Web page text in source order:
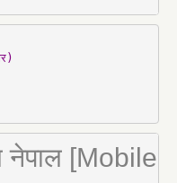
नेपाल [Mobile